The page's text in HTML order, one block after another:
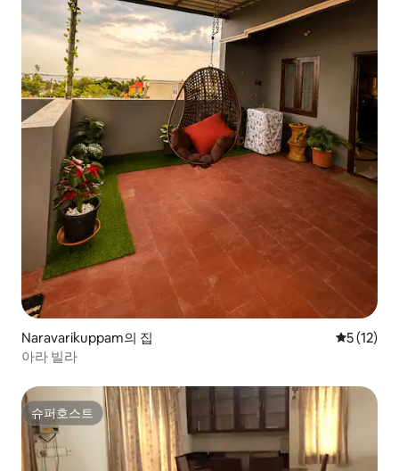
Naravarikuppam의 집 평점 5점
5 (12)
아라 빌라
슈퍼호스트
슈퍼호스트